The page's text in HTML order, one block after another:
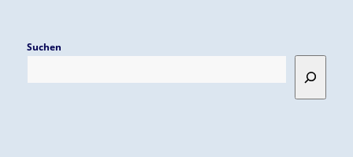
Suchen